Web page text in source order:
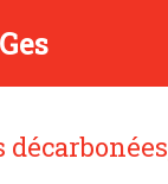
décarbonées